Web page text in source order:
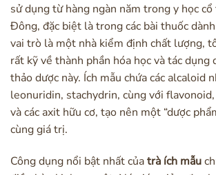
sử dụng từ hàng ngàn năm trong y học
Đông, đặc biệt là trong các bài thuốc
vai trò là một nhà kiểm định chất lượng,
rất kỹ về thành phần hóa học và tác dụng
thảo dược này. Ích mẫu chứa các alcaloid
leonuridin, stachydrin, cùng với
và các axit hữu cơ, tạo nên một “dược
cùng giá trị.
Công dụng nổi bật nhất củatrà ích mẫu